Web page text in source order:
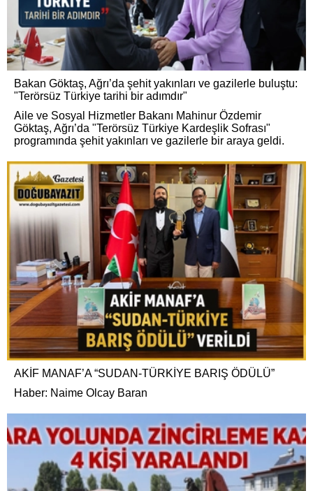
Bakan Göktaş, Ağrı’da şehit yakınları ve gazilerle buluştu:
"Terörsüz Türkiye tarihi bir adımdır"
Aile ve Sosyal Hizmetler Bakanı Mahinur Özdemir
Göktaş, Ağrı’da "Terörsüz Türkiye Kardeşlik Sofrası"
programında şehit yakınları ve gazilerle bir araya geldi.
AKİF MANAF’A “SUDAN-TÜRKİYE BARIŞ ÖDÜLÜ”
Haber: Naime Olcay Baran